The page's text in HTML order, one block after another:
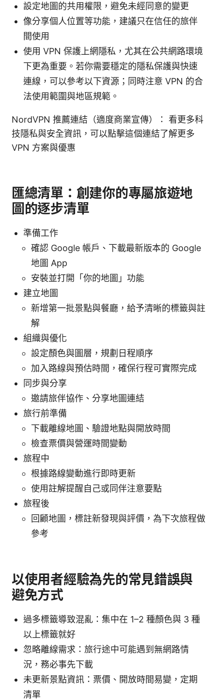
設定地圖的共用權限，避免未經同意的變更
像分享個人位置等功能，建議只在信任的旅伴
間使用
使用 VPN 保護上網隱私，尤其在公共網路環境
下更為重要。若你需要穩定的隱私保護與快速
連線，可以參考以下資源；同時注意 VPN 的合
法使用範圍與地區規範。
NordVPN 推薦連結（適度商業宣傳）： 看更多科
技隱私與安全資訊，可以點擊這個連結了解更多
VPN 方案與優惠
匯總清單：創建你的專屬旅遊地
圖的逐步清單
準備工作
確認 Google 帳戶、下載最新版本的 Google
地圖 App
安裝並打開「你的地圖」功能
建立地圖
新增第一批景點與餐廳，給予清晰的標籤與註
解
組織與優化
設定顏色與圖層，規劃日程順序
加入路線與預估時間，確保行程可實際完成
同步與分享
邀請旅伴協作、分享地圖連結
旅行前準備
下載離線地圖、驗證地點與開放時間
檢查票價與營運時間變動
旅程中
根據路線變動進行即時更新
使用註解提醒自己或同伴注意要點
旅程後
回顧地圖，標註新發現與評價，為下次旅程做
參考
以使用者經驗為先的常見錯誤與
避免方式
過多標籤導致混亂：集中在 1–2 種顏色與 3 種
以上標籤就好
忽略離線需求：旅行途中可能遇到無網路情
況，務必事先下載
未更新景點資訊：票價、開放時間易變，定期
清單